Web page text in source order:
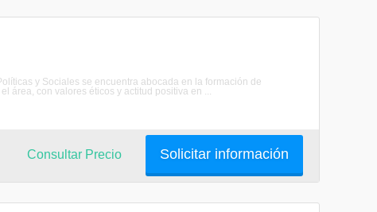
y Sociales se encuentra abocada en la formación de
área, con valores éticos y actitud positiva en ...
Solicitar información
Consultar Precio